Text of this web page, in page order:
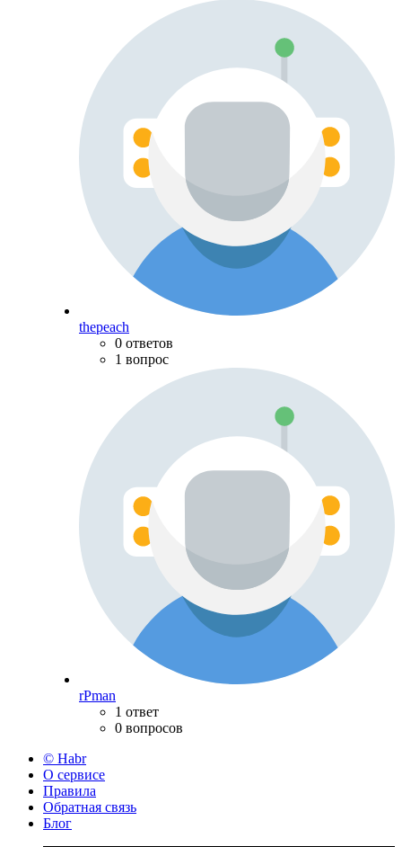
thepeach
0 ответов
1 вопрос
rPman
1 ответ
0 вопросов
© Habr
О сервисе
Правила
Обратная связь
Блог